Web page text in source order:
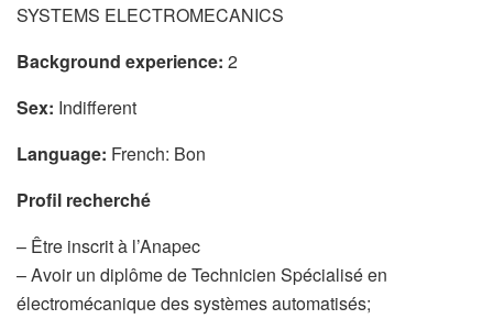
SYSTEMS ELECTROMECANICS
Background experience: 2
Sex: Indifferent
Language: French: Bon
Profil recherché
– Être inscrit à l’Anapec
– Avoir un diplôme de Technicien Spécialisé en
électromécanique des systèmes automatisés;